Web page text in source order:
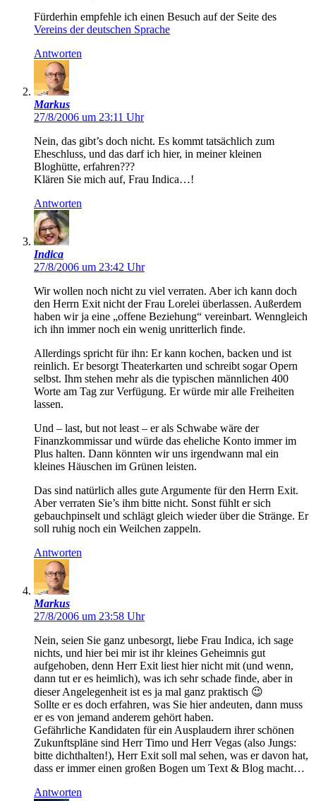
Fürderhin empfehle ich einen Besuch auf der Seite des
Vereins der deutschen Sprache
Antworten
Markus
27/8/2006 um 23:11 Uhr
Nein, das gibt’s doch nicht. Es kommt tatsächlich zum
Eheschluss, und das darf ich hier, in meiner kleinen
Bloghütte, erfahren???
Klären Sie mich auf, Frau Indica…!
Antworten
Indica
27/8/2006 um 23:42 Uhr
Wir wollen noch nicht zu viel verraten. Aber ich kann doch
den Herrn Exit nicht der Frau Lorelei überlassen. Außerdem
haben wir ja eine „offene Beziehung“ vereinbart. Wenngleich
ich ihn immer noch ein wenig unritterlich finde.
Allerdings spricht für ihn: Er kann kochen, backen und ist
reinlich. Er besorgt Theaterkarten und schreibt sogar Opern
selbst. Ihm stehen mehr als die typischen männlichen 400
Worte am Tag zur Verfügung. Er würde mir alle Freiheiten
lassen.
Und – last, but not least – er als Schwabe wäre der
Finanzkommissar und würde das eheliche Konto immer im
Plus halten. Dann könnten wir uns irgendwann mal ein
kleines Häuschen im Grünen leisten.
Das sind natürlich alles gute Argumente für den Herrn Exit.
Aber verraten Sie’s ihm bitte nicht. Sonst fühlt er sich
gebauchpinselt und schlägt gleich wieder über die Stränge. Er
soll ruhig noch ein Weilchen zappeln.
Antworten
Markus
27/8/2006 um 23:58 Uhr
Nein, seien Sie ganz unbesorgt, liebe Frau Indica, ich sage
nichts, und hier bei mir ist ihr kleines Geheimnis gut
aufgehoben, denn Herr Exit liest hier nicht mit (und wenn,
dann tut er es heimlich), was ich sehr schade finde, aber in
dieser Angelegenheit ist es ja mal ganz praktisch 😉
Sollte er es doch erfahren, was Sie hier andeuten, dann muss
er es von jemand anderem gehört haben.
Gefährliche Kandidaten für ein Ausplaudern ihrer schönen
Zukunftspläne sind Herr Timo und Herr Vegas (also Jungs:
bitte dichthalten!), Herr Exit soll mal sehen, was er davon hat,
dass er immer einen großen Bogen um Text & Blog macht…
Antworten